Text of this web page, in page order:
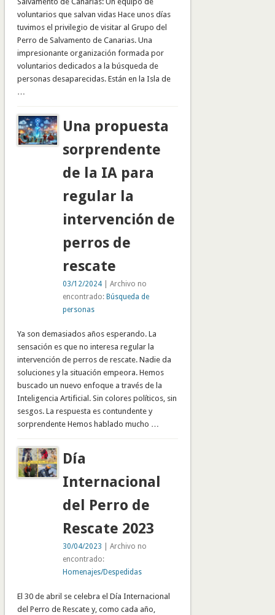
voluntarios que salvan vidas Hace unos días
tuvimos el privilegio de visitar al Grupo del
Perro de Salvamento de Canarias. Una
impresionante organización formada por
voluntarios dedicados a la búsqueda de
personas desaparecidas. Están en la Isla de
…
Una propuesta
sorprendente
de la IA para
regular la
intervención de
perros de
rescate
03/12/2024| Archivo no
encontrado: Búsqueda de
personas
Ya son demasiados años esperando. La
sensación es que no interesa regular la
intervención de perros de rescate. Nadie da
soluciones y la situación empeora. Hemos
buscado un nuevo enfoque a través de la
Inteligencia Artificial. Sin colores políticos, sin
sesgos. La respuesta es contundente y
sorprendente Hemos hablado mucho …
Día
Internacional
del Perro de
Rescate 2023
30/04/2023 | Archivo no
encontrado:
Homenajes/Despedidas
El 30 de abril se celebra el Día Internacional
del Perro de Rescate y, como cada año,